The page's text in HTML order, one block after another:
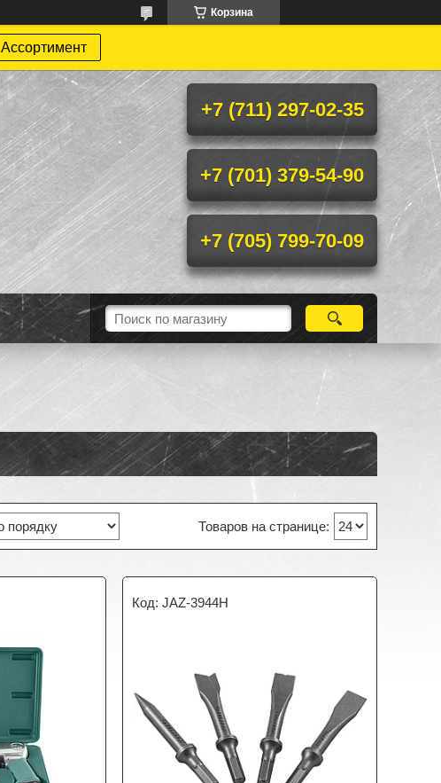
Корзина
Ассортимент
+7 (711) 297-02-35
+7 (701) 379-54-90
+7 (705) 799-70-09
JAZ-3944H